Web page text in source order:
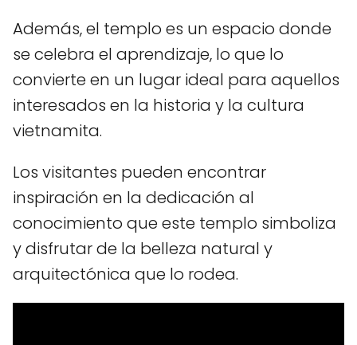
Además, el templo es un espacio donde
se celebra el aprendizaje, lo que lo
convierte en un lugar ideal para aquellos
interesados en la historia y la cultura
vietnamita.
Los visitantes pueden encontrar
inspiración en la dedicación al
conocimiento que este templo simboliza
y disfrutar de la belleza natural y
arquitectónica que lo rodea.